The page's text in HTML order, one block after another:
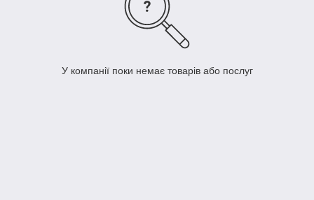
У компанії поки немає товарів або послуг